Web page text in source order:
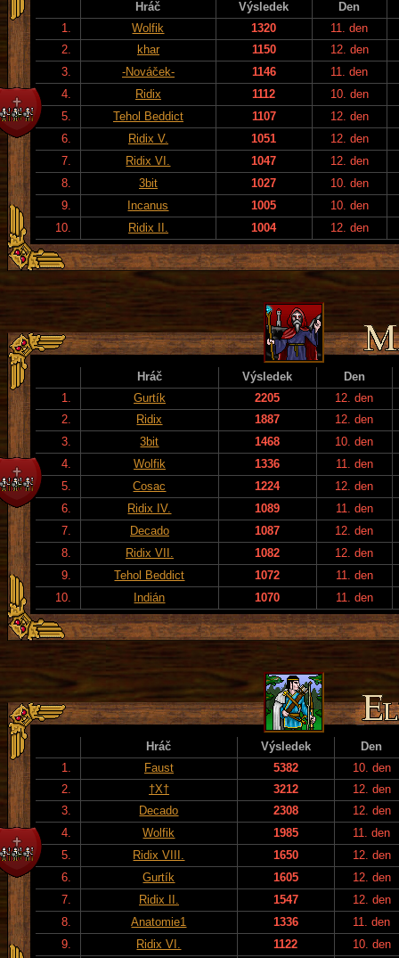
Hráč Výsledek
Den
1.
Wolfik 1320
11. den
2.
khar 1150
12. den
3.
-Nováček- 1146
11. den
4.
Ridix 1112
10. den
5.
Tehol Beddict 1107
12. den
6.
Ridix V. 1051
12. den
7.
Ridix VI. 1047
12. den
8.
3bit 1027
10. den
9.
Incanus 1005
10. den
10.
Ridix II. 1004 12. den
Hráč Výsledek
Den
1.
Gurtík 2205
12. den
2.
Ridix 1887
12. den
3.
3bit 1468
10. den
4.
Wolfik 1336
11. den
5.
Cosac 1224
12. den
6.
Ridix IV. 1089
11. den
7.
Decado 1087
12. den
8.
Ridix VII. 1082
12. den
9.
Tehol Beddict 1072
11. den
10.
Indián 1070 11. den
Hráč Výsledek
Den
1.
Faust 5382
10. den
2.
†X† 3212
12. den
3.
Decado 2308
12. den
4.
Wolfik 1985
11. den
5.
Ridix VIII. 1650
12. den
6.
Gurtík 1605
12. den
7.
Ridix II. 1547
12. den
8.
Anatomie1 1336
11. den
9.
Ridix VI. 1122
10. den